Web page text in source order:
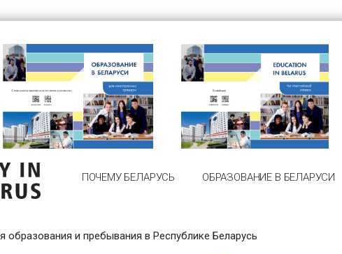
ПОЧЕМУ БЕЛАРУСЬ ОБРАЗОВАНИЕ В БЕЛАРУСИ
образования и пребывания в Республике Беларусь